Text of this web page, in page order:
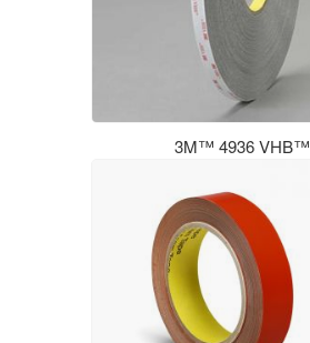
3M™ 4936 VHB™